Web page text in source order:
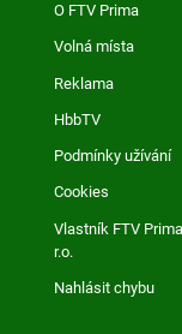
O FTV Prima
Volná místa
Reklama
HbbTV
Podmínky užívání
Cookies
Vlastník FTV
r.o.
Nahlásit chybu